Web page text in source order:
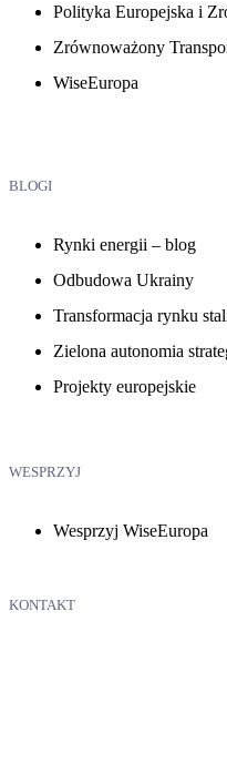
Polityka Europejska i
Zrównoważony
WiseEuropa
BLOGI
Rynki energii – blog
Odbudowa Ukrainy
Transformacja rynku
Zielona autonomia
Projekty europejskie
WESPRZYJ
Wesprzyj WiseEuropa
KONTAKT